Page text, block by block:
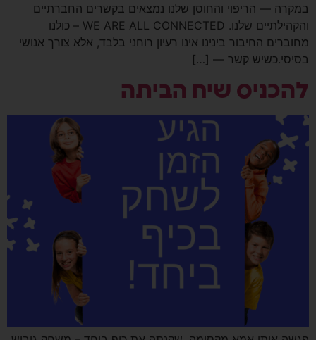
במקרה — הריפוי והחוסן שלנו נמצאים בקשרים החברתיים
והקהילתיים שלנו. WE ARE ALL CONNECTED – כולנו
מחוברים החיבור בינינו אינו רעיון רוחני בלבד, אלא צורך אנושי
בסיסי.כשיש קשר — […]
להכניס שיח הביתה